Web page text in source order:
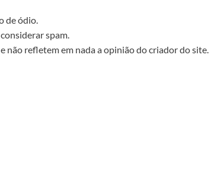
de ódio.
spam.
não refletem em nada a opinião do criador do site.